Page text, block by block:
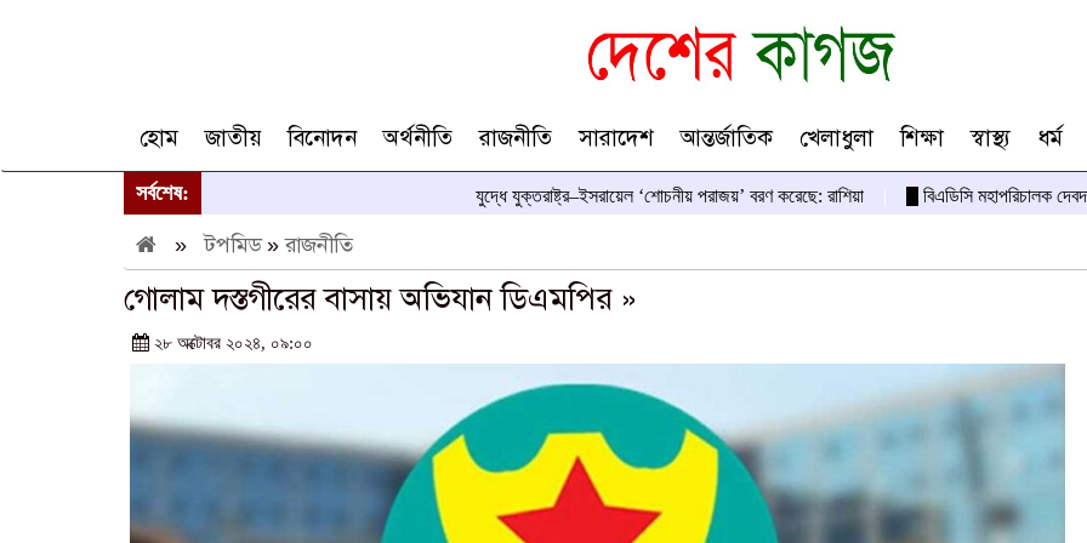
হোম জাতীয় বিনোদন অর্থনীতি রাজনীতি সারাদেশ আন্তর্জাতিক খেলাধুলা শিক্ষা স্বাস্থ্য ধর্ম
সর্বশেষ: যুদ্ধে যুক্তরাষ্ট্র–ইসরায়েল ‘শোচনীয় পরাজয়’ বরণ করেছে: রাশিয়া বিএডিসি মহাপরিচালক
»টপমিড»রাজনীতি
গোলাম দস্তগীরের বাসায় অভিযান ডিএমপির »
২৮ অক্টোবর ২০২৪, ০৯:০০